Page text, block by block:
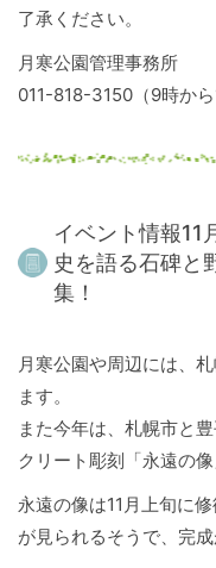
了承ください。
月寒公園管理事務所
011-818-3150（9時から
イベント情報11
史を語る石碑と
集！
月寒公園や周辺には、
ます。
また今年は、札幌市と
クリート彫刻「永遠の
永遠の像は11月上旬に
が見られるそうで、完成